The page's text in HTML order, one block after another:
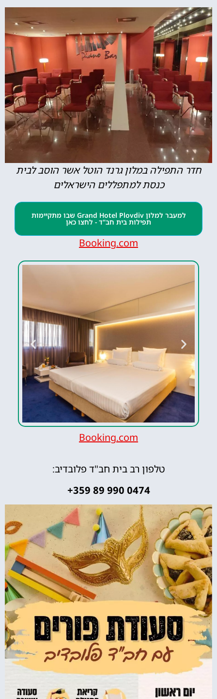
התפילה במלון גרנד הוטל אשר הוסב לבית
כנסת למתפללים הישראלים
למעבר למלון Grand Hotel Plovdiv שבו מתקיימות
תפילות בית חב"ד - לחצו כאן
Booking.com
Grand Hotel
Plovdiv
Booking.com
טלפון רב בית חב"ד פלובדיב:
+359 89 990 0474